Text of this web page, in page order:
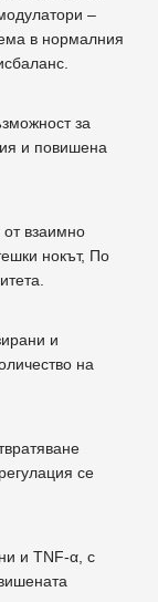
–
в нормалния
за
и повишена
взаимно
нокът, По
и
на
се
и TNF-α, с